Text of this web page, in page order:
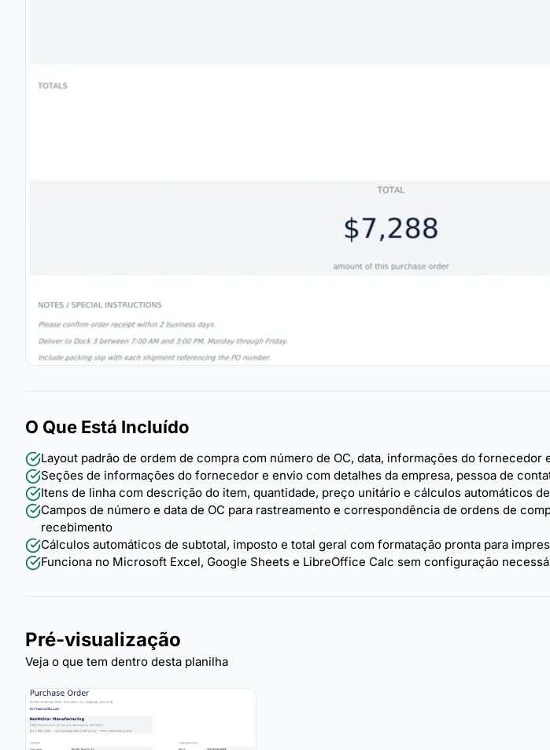
O Que Está Incluído
Layout padrão de ordem de compra com número de OC, data, informações do
Seções de informações do fornecedor e envio com detalhes da empresa, pessoa de
Itens de linha com descrição do item, quantidade, preço unitário e cálculos automáticos
Campos de número e data de OC para rastreamento e correspondência de ordens de
recebimento
Cálculos automáticos de subtotal, imposto e total geral com formatação pronta para
Funciona no Microsoft Excel, Google Sheets e LibreOffice Calc sem configuração
Pré-visualização
Veja o que tem dentro desta planilha